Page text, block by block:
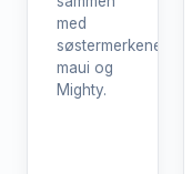
med
søstermerkene
maui og
Mighty.